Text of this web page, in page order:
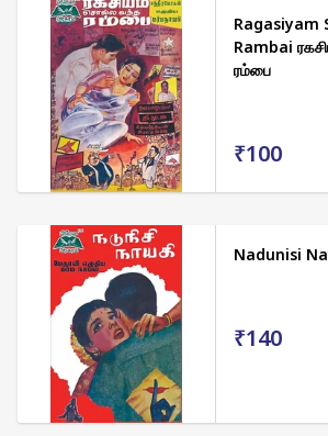
Ragasiyam
Rambai
ரம்பை
₹100
Nadunisi
₹140